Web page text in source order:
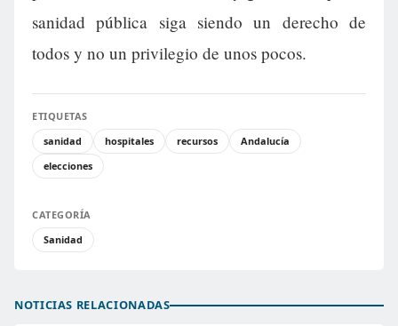
sanidad pública siga siendo un derecho de
todos y no un privilegio de unos pocos.
ETIQUETAS
sanidad
hospitales recursos
Andalucía
elecciones
CATEGORÍA
Sanidad
NOTICIAS RELACIONADAS